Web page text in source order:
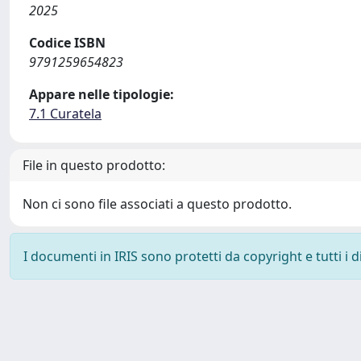
2025
Codice ISBN
9791259654823
Appare nelle tipologie:
7.1 Curatela
File in questo prodotto:
Non ci sono file associati a questo prodotto.
I documenti in IRIS sono protetti da copyright e tutti i